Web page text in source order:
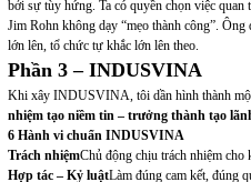
bởi sự tùy hứng. Ta có quyền chọn việc quan
Jim Rohn không dạy “mẹo thành công”. Ông
lớn lên, tổ chức tự khắc lớn lên theo.
Phần 3 – INDUSVINA
Khi xây INDUSVINA, tôi dần hình thành
nhiệm tạo niềm tin – trưởng thành tạo
6 Hành vi chuẩn INDUSVINA
Trách nhiệmChủ động chịu trách nhiệm cho
Hợp tác – Kỷ luậtLàm đúng cam kết, đúng